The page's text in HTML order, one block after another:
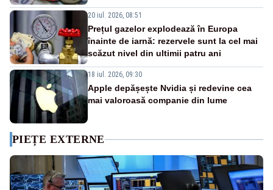
20 iul. 2026, 08:51
Prețul gazelor explodează în Europa
înainte de iarnă: rezervele sunt la cel mai
scăzut nivel din ultimii patru ani
18 iul. 2026, 09:30
Apple depășește Nvidia și redevine cea
mai valoroasă companie din lume
PIEȚE EXTERNE